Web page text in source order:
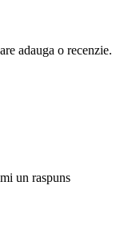
adauga o recenzie.
un raspuns